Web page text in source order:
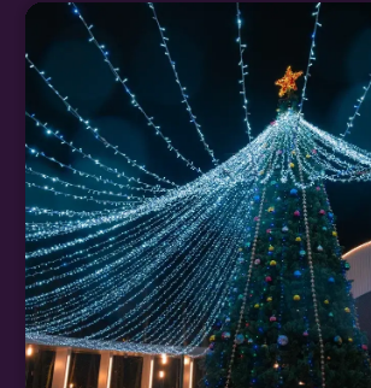
Политика конфиденциальности
Согласие на обработку персональных данных
Обсудить проект
Каталог
Оформление городов к праздникам
О компании
Проекты